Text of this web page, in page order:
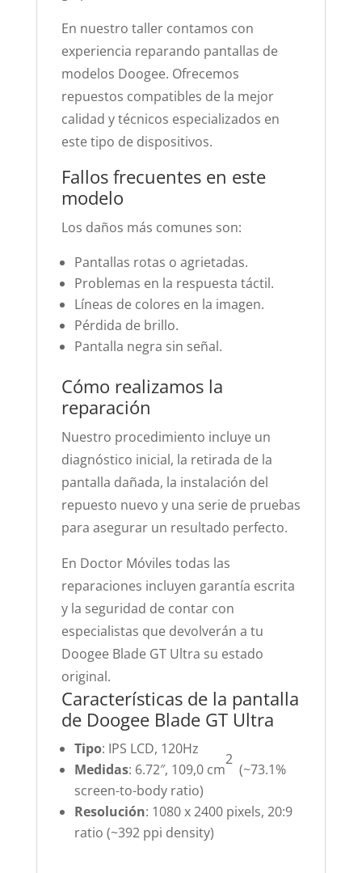
En nuestro taller contamos con
experiencia reparando pantallas de
modelos Doogee. Ofrecemos
repuestos compatibles de la mejor
calidad y técnicos especializados en
este tipo de dispositivos.
Fallos frecuentes en este
modelo
Los daños más comunes son:
Pantallas rotas o agrietadas.
Problemas en la respuesta táctil.
Líneas de colores en la imagen.
Pérdida de brillo.
Pantalla negra sin señal.
Cómo realizamos la
reparación
Nuestro procedimiento incluye un
diagnóstico inicial, la retirada de la
pantalla dañada, la instalación del
repuesto nuevo y una serie de pruebas
para asegurar un resultado perfecto.
En Doctor Móviles todas las
reparaciones incluyen garantía escrita
y la seguridad de contar con
especialistas que devolverán a tu
Doogee Blade GT Ultra su estado
original.
Características de la pantalla
de Doogee Blade GT Ultra
Tipo: IPS LCD, 120Hz
Medidas: 6.72″, 109,0 cm
2
(~73.1%
screen-to-body ratio)
Resolución: 1080 x 2400 pixels, 20:9
ratio (~392 ppi density)